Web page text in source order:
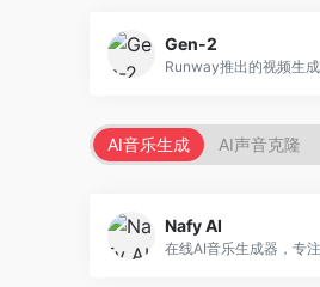
Gen-2
AI音乐生成 AI声音克隆
Nafy AI